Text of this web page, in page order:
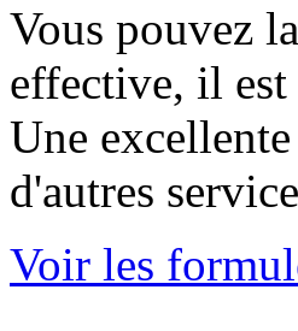
Vous pouvez
effective, il est
Une
d'autres
Voir les